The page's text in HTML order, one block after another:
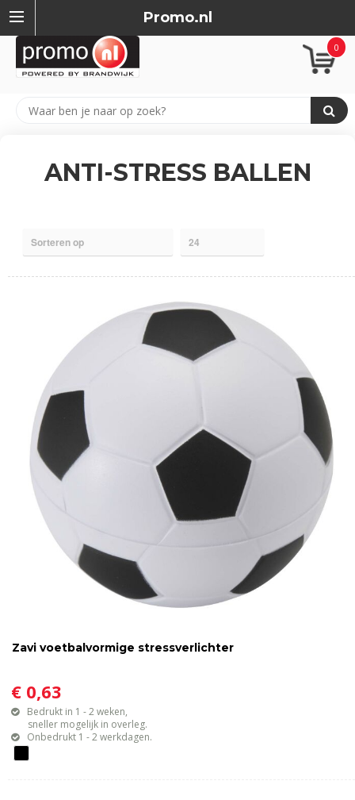
Promo.nl
0
ANTI-STRESS BALLEN
Zavi voetbalvormige stressverlichter
€ 0,63
Bedrukt in 1 - 2 weken,
sneller mogelijk in overleg.
Onbedrukt 1 - 2 werkdagen.